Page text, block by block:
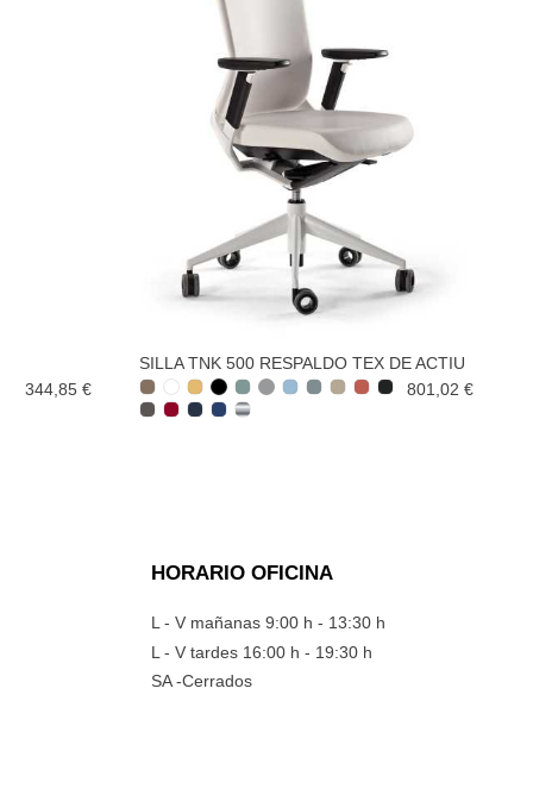
344,85 €
SILLA TNK 500 RESPALDO TEX DE ACTIU
801,02 €
HORARIO OFICINA
L - V mañanas 9:00 h - 13:30 h
L - V tardes 16:00 h - 19:30 h
SA -Cerrados